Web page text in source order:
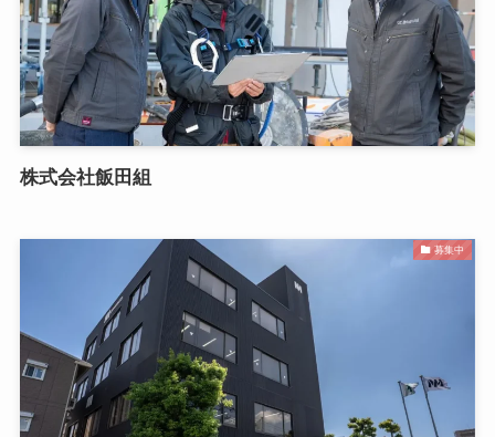
株式会社飯田組
募集中